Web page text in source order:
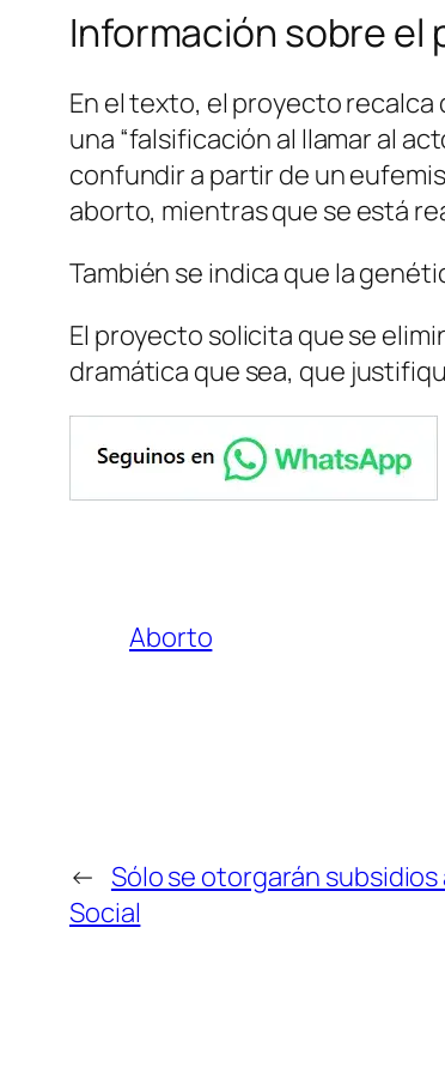
Información sobre el
En el texto, el proyecto recalca
una “falsificación al llamar al
confundir a partir de un
aborto, mientras que se está
También se indica que la
El proyecto solicita que se
dramática que sea, que
Aborto
← Sólo se otorgarán subsidios
Social